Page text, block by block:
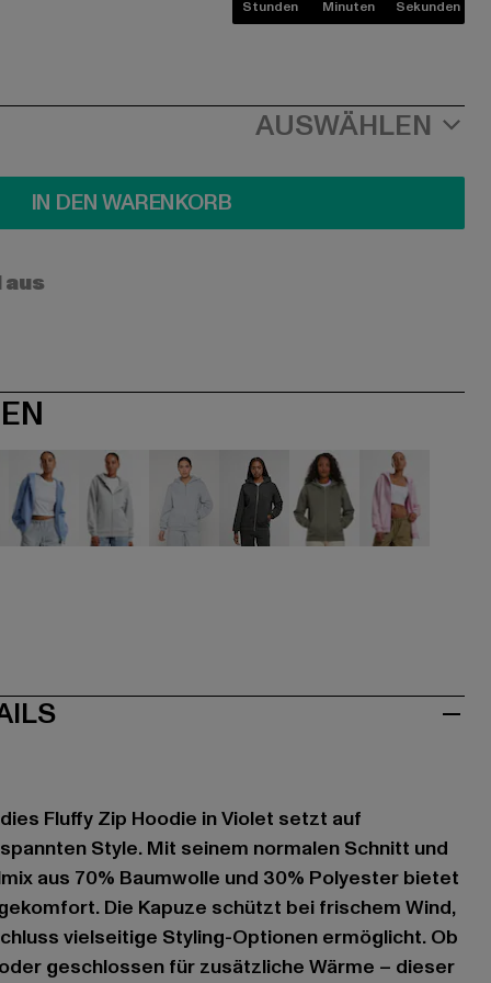
Stunden Minuten Sekunden
AUSWÄHLEN
IN DEN WARENKORB
Fluffy Zip Hoodie in Violet setzt auf
Style. Mit seinem normalen Schnitt und
aus 70% Baumwolle und 30% Polyester bietet
Die Kapuze schützt bei frischem Wind,
vielseitige Styling-Optionen ermöglicht. Ob
geschlossen für zusätzliche Wärme – dieser